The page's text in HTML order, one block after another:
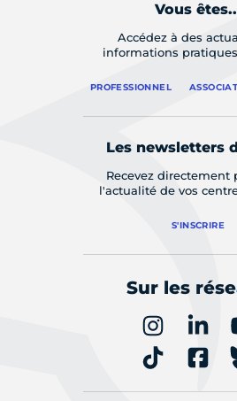
Vous
Accédez à des
informations
PROFESSIONNEL
Les newsletters
Recevez directement
l'actualité de vos
S'INSCRIRE
Sur les